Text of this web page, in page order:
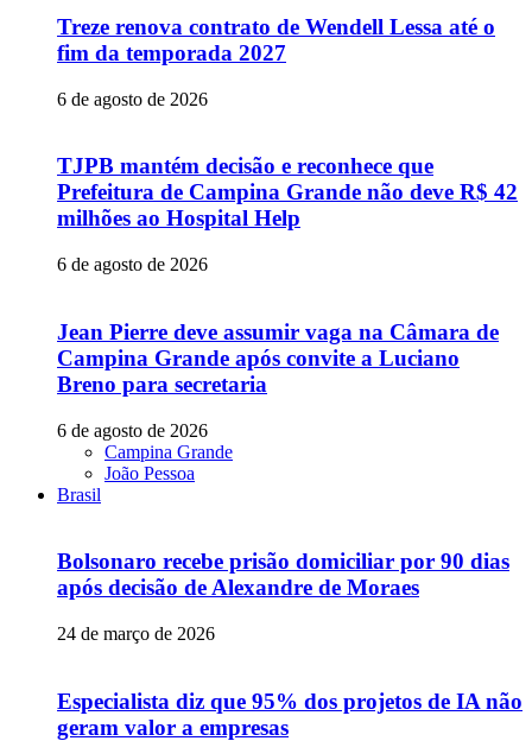
Treze renova contrato de Wendell Lessa até o
fim da temporada 2027
6 de agosto de 2026
TJPB mantém decisão e reconhece que
Prefeitura de Campina Grande não deve R$ 42
milhões ao Hospital Help
6 de agosto de 2026
Jean Pierre deve assumir vaga na Câmara de
Campina Grande após convite a Luciano
Breno para secretaria
6 de agosto de 2026
Campina Grande
João Pessoa
Brasil
Bolsonaro recebe prisão domiciliar por 90 dias
após decisão de Alexandre de Moraes
24 de março de 2026
Especialista diz que 95% dos projetos de IA não
geram valor a empresas